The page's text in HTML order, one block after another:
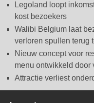
Legoland loopt
kost bezoekers
Walibi Belgium laat
verloren spullen terug
Nieuw concept voor
menu ontwikkeld door
Attractie verliest